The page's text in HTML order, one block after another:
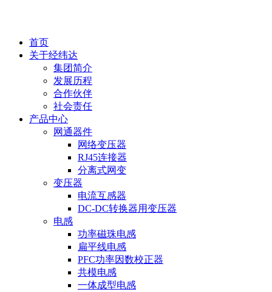
首页
关于经纬达
集团简介
发展历程
合作伙伴
社会责任
产品中心
网通器件
网络变压器
RJ45连接器
分离式网变
变压器
电流互感器
DC-DC转换器用变压器
电感
功率磁珠电感
扁平线电感
PFC功率因数校正器
共模电感
一体成型电感